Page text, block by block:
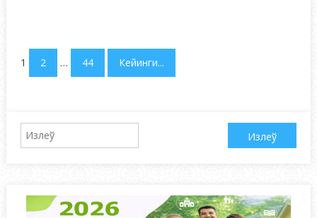
1 2 … 44 Кейинги...
Qidirshish: